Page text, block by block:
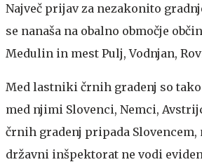
Največ prijav za nezakonito
se nanaša na obalno območje
Medulin in mest Pulj, Vodnjan,
Med lastniki črnih gradenj so
med njimi Slovenci, Nemci,
črnih gradenj pripada Slovencem,
državni inšpektorat ne vodi